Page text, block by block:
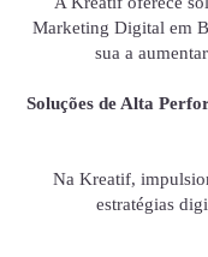
Marketing Digital em
sua a
Soluções de Alta
Na Kreatif,
estratégias